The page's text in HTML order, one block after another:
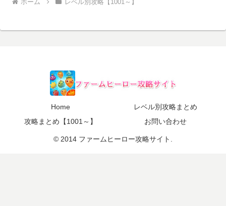
ホーム レベル別攻略【1001～】
Home
レベル別攻略まとめ
攻略まとめ【1001～】
お問い合わせ
© 2014 ファームヒーロー攻略サイト.